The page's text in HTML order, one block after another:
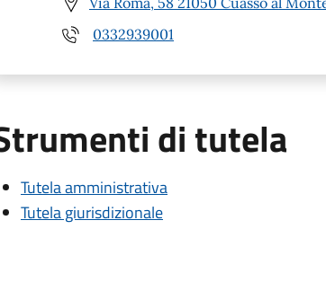
0332939001
di tutela
Tutela amministrativa
Tutela giurisdizionale